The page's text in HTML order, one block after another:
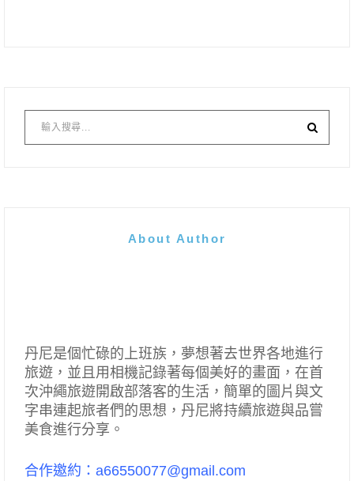
About Author
丹尼是個忙碌的上班族，夢想著去世界各地進行
旅遊，並且用相機記錄著每個美好的畫面，在首
次沖繩旅遊開啟部落客的生活，簡單的圖片與文
字串連起旅者們的思想，丹尼將持續旅遊與品嘗
美食進行分享。
合作邀約：a66550077@gmail.com